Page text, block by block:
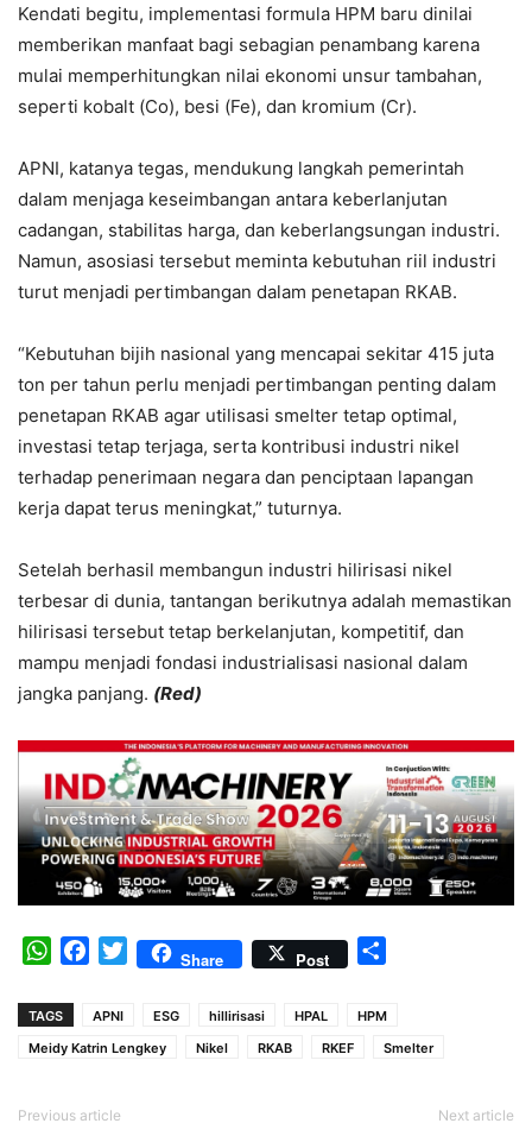
Kendati begitu, implementasi formula HPM baru dinilai
memberikan manfaat bagi sebagian penambang karena
mulai memperhitungkan nilai ekonomi unsur tambahan,
seperti kobalt (Co), besi (Fe), dan kromium (Cr).
APNI, katanya tegas, mendukung langkah pemerintah
dalam menjaga keseimbangan antara keberlanjutan
cadangan, stabilitas harga, dan keberlangsungan industri.
Namun, asosiasi tersebut meminta kebutuhan riil industri
turut menjadi pertimbangan dalam penetapan RKAB.
“Kebutuhan bijih nasional yang mencapai sekitar 415 juta
ton per tahun perlu menjadi pertimbangan penting dalam
penetapan RKAB agar utilisasi smelter tetap optimal,
investasi tetap terjaga, serta kontribusi industri nikel
terhadap penerimaan negara dan penciptaan lapangan
kerja dapat terus meningkat,” tuturnya.
Setelah berhasil membangun industri hilirisasi nikel
terbesar di dunia, tantangan berikutnya adalah memastikan
hilirisasi tersebut tetap berkelanjutan, kompetitif, dan
mampu menjadi fondasi industrialisasi nasional dalam
jangka panjang. (Red)
WhatsAppFacebook
TwitterShare Post
TAGS APNI ESG hillirisasi HPAL
HPM
Meidy Katrin Lengkey
Nikel RKAB RKEF Smelter
Previous article Next article